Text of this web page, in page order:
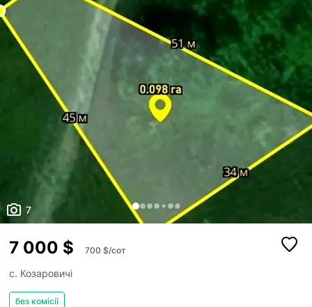
7
7 000 $ 700 $/сот
с. Козаровичі
без комісії